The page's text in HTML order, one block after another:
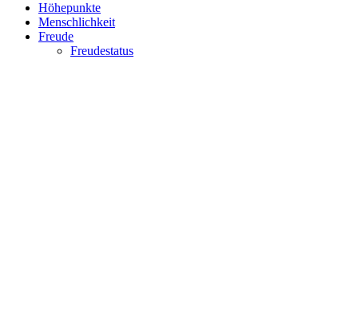
Höhepunkte
Menschlichkeit
Freude
Freudestatus